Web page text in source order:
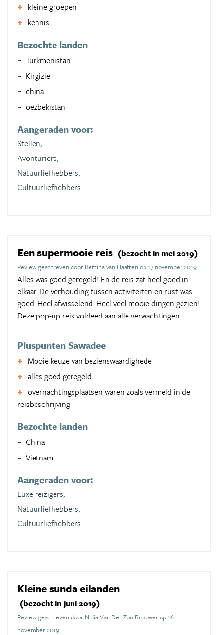
kleine groepen
kennis
Bezochte landen
Turkmenistan
Kirgizië
china
oezbekistan
Aangeraden voor:
Stellen,
Avonturiers,
Natuurliefhebbers,
Cultuurliefhebbers
Een supermooie reis (bezocht in mei 2019)
Review geschreven door Bettina van Haaften op 17 november 2019
Alles was goed geregeld! En de reis zat heel goed in
elkaar. De verhouding tussen activiteiten en rust was
goed. Heel afwisselend. Heel veel mooie dingen gezien!
Deze pop-up reis voldeed aan alle verwachtingen.
Pluspunten Sawadee
Mooie keuze van bezienswaardighede
alles goed geregeld
overnachtingsplaatsen waren zoals vermeld in de
reisbeschrijving
Bezochte landen
China
Vietnam
Aangeraden voor:
Luxe reizigers,
Natuurliefhebbers,
Cultuurliefhebbers
Kleine sunda eilanden
(bezocht in juni 2019)
Review geschreven door Nidia Van Der Zon Brouwer op 16
november 2019